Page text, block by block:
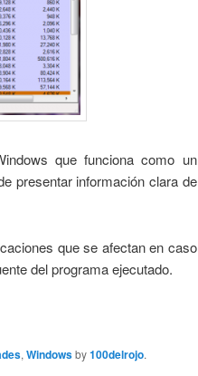
que funciona como un
presentar información clara de
que se afectan en caso
del programa ejecutado.
,Windowsby100delrojo.